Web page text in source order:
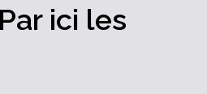
Par ici les